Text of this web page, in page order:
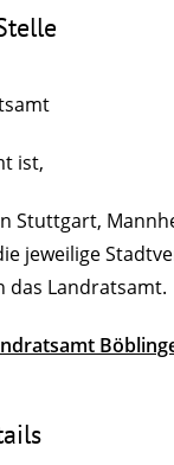
ist,
Stuttgart,
jeweilige
das Landratsamt.